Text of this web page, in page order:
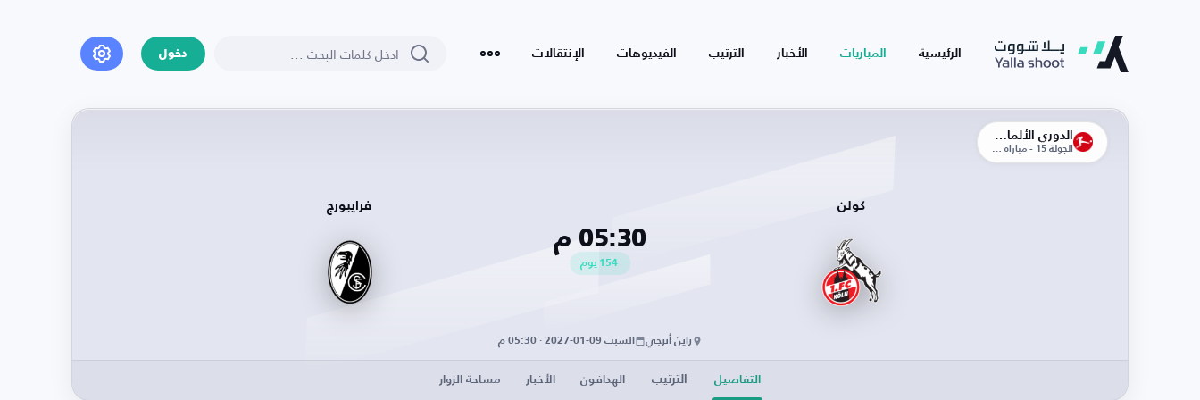
الرئيسية المباريات الأخبار الترتيب الفيديوهات الإنتقالات دخول
الجولة 15 - مباراة الذهاب
كولن
05:30 م
154 يوم
فرايبورج
راين أنرجي السبت 09-01-2027 · 05:30 م
التفاصيل الترتيب الهدافون الأخبار مساحة الزوار